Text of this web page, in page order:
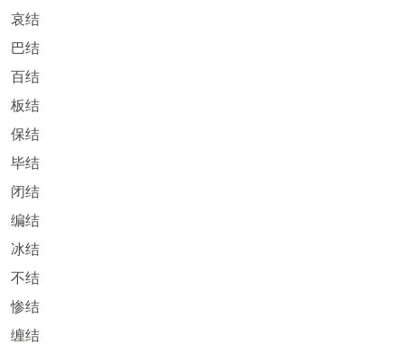
哀结
巴结
百结
板结
保结
毕结
闭结
编结
冰结
不结
惨结
缠结